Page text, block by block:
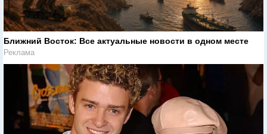
Ближний Восток: Все актуальные новости в одном месте
Реклама